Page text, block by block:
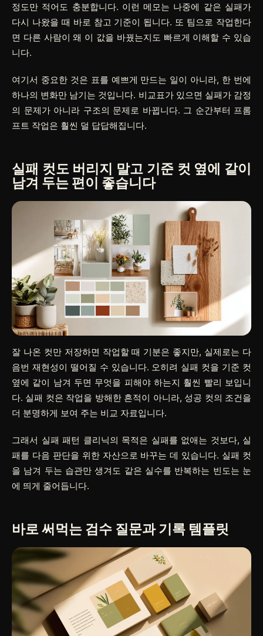
정도만 적어도 충분합니다. 이런 메모는 나중에 같은 실패가
다시 나왔을 때 바로 참고 기준이 됩니다. 또 팀으로 작업한다
면 다른 사람이 왜 이 값을 바꿨는지도 빠르게 이해할 수 있습
니다.
여기서 중요한 것은 표를 예쁘게 만드는 일이 아니라, 한 번에
하나의 변화만 남기는 것입니다. 비교표가 있으면 실패가 감정
의 문제가 아니라 구조의 문제로 바뀝니다. 그 순간부터 프롬
프트 작업은 훨씬 덜 답답해집니다.
실패 컷도 버리지 말고 기준 컷 옆에 같이
남겨 두는 편이 좋습니다
잘 나온 컷만 저장하면 작업할 때 기분은 좋지만, 실제로는 다
음번 재현성이 떨어질 수 있습니다. 오히려 실패 컷을 기준 컷
옆에 같이 남겨 두면 무엇을 피해야 하는지 훨씬 빨리 보입니
다. 실패 컷은 작업을 방해한 흔적이 아니라, 성공 컷의 조건을
더 분명하게 보여 주는 비교 자료입니다.
그래서 실패 패턴 클리닉의 목적은 실패를 없애는 것보다, 실
패를 다음 판단을 위한 자산으로 바꾸는 데 있습니다. 실패 컷
을 남겨 두는 습관만 생겨도 같은 실수를 반복하는 빈도는 눈
에 띄게 줄어듭니다.
바로 써먹는 검수 질문과 기록 템플릿